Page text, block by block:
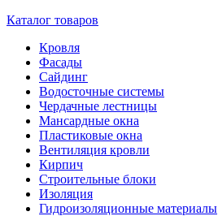
Каталог товаров
Кровля
Фасады
Сайдинг
Водосточные системы
Чердачные лестницы
Мансардные окна
Пластиковые окна
Вентиляция кровли
Кирпич
Строительные блоки
Изоляция
Гидроизоляционные материалы